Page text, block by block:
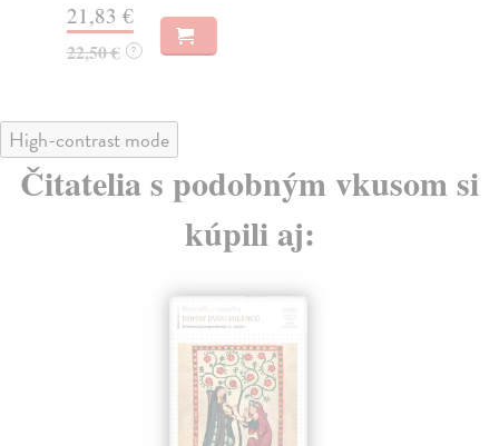
21,83 €
22,50 € ?
High-contrast mode
Čitatelia s podobným vkusom si
kúpili aj: